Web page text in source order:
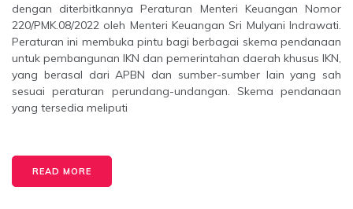
dengan diterbitkannya Peraturan Menteri Keuangan Nomor
220/PMK.08/2022 oleh Menteri Keuangan Sri Mulyani Indrawati.
Peraturan ini membuka pintu bagi berbagai skema pendanaan
untuk pembangunan IKN dan pemerintahan daerah khusus IKN,
yang berasal dari APBN dan sumber-sumber lain yang sah
sesuai peraturan perundang-undangan. Skema pendanaan
yang tersedia meliputi
READ MORE